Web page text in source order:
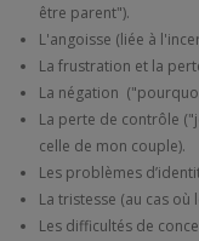
être parent").
L'angoisse (liée à
La frustration et la
La négation
La perte de contrôle
celle de mon couple).
Les problèmes
La tristesse (au cas
Les difficultés de